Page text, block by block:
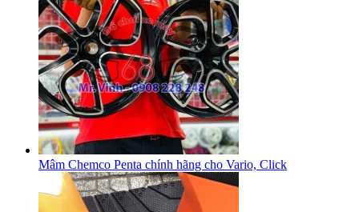
Mâm Chemco Penta chính hãng cho Vario, Click